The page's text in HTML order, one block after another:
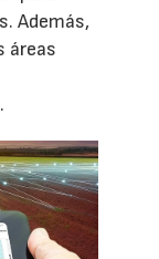
Además,
áreas